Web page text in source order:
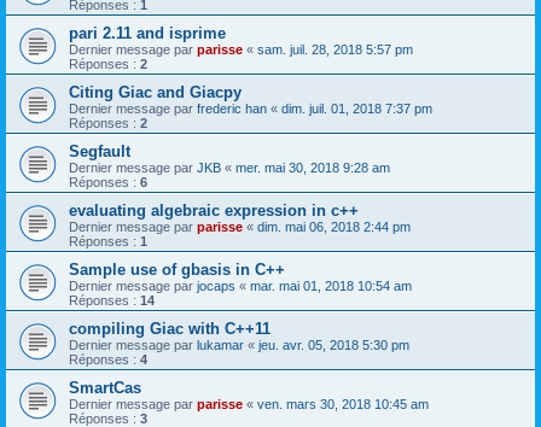
Réponses : 1
pari 2.11 and isprime
Dernier message par parisse « sam. juil. 28, 2018 5:57 pm
Réponses : 2
Citing Giac and Giacpy
Dernier message par frederic han « dim. juil. 01, 2018 7:37 pm
Réponses : 2
Segfault
Dernier message par JKB « mer. mai 30, 2018 9:28 am
Réponses : 6
evaluating algebraic expression in c++
Dernier message par parisse « dim. mai 06, 2018 2:44 pm
Réponses : 1
Sample use of gbasis in C++
Dernier message par jocaps « mar. mai 01, 2018 10:54 am
Réponses : 14
compiling Giac with C++11
Dernier message par lukamar « jeu. avr. 05, 2018 5:30 pm
Réponses : 4
SmartCas
Dernier message par parisse « ven. mars 30, 2018 10:45 am
Réponses : 3